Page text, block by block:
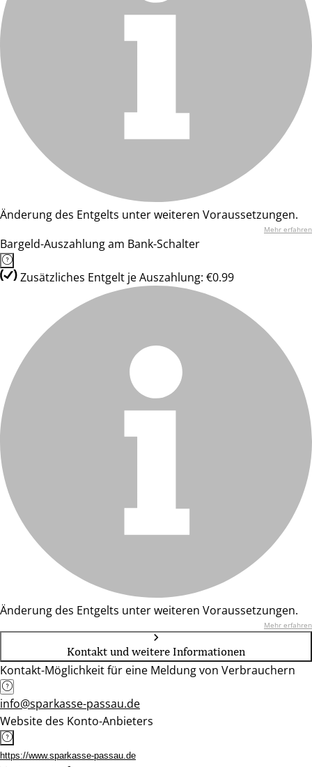
Änderung des Entgelts unter weiteren Voraussetzungen.
Mehr erfahren
Bargeld-Auszahlung am Bank-Schalter
Zusätzliches Entgelt je Auszahlung: €0.99
Änderung des Entgelts unter weiteren Voraussetzungen.
Mehr erfahren
Kontakt und weitere Informationen
Kontakt-Möglichkeit für eine Meldung von Verbrauchern
info@sparkasse-passau.de
Website des Konto-Anbieters
https://www.sparkasse-passau.de